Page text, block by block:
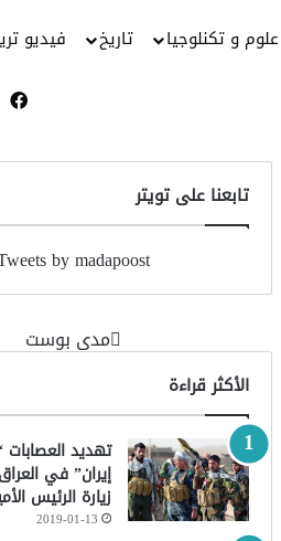
علوم و تكنلوجيا تاريخ فيديو
تابعنا على تويتر
by madapoost
‏مدى بوست‏
الأكثر قراءة
تهديد
إيران” في
زيارة الرئيس
2019-01-13